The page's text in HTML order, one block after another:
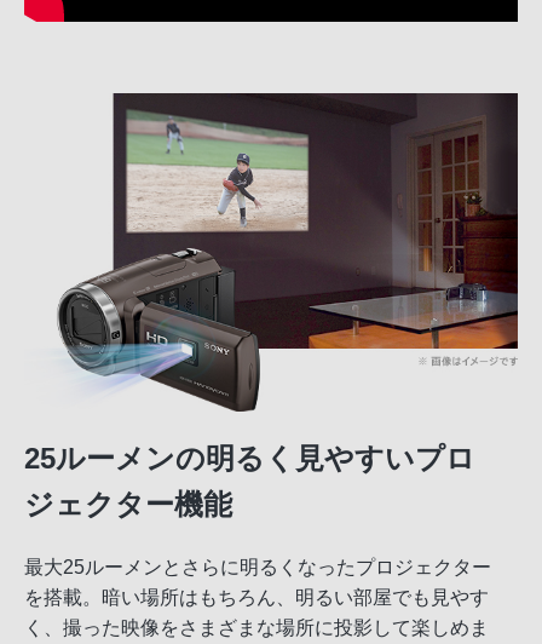
25ルーメンの明るく見やすいプロ
ジェクター機能
最大25ルーメンとさらに明るくなったプロジェクター
を搭載。暗い場所はもちろん、明るい部屋でも見やす
く、撮った映像をさまざまな場所に投影して楽しめま